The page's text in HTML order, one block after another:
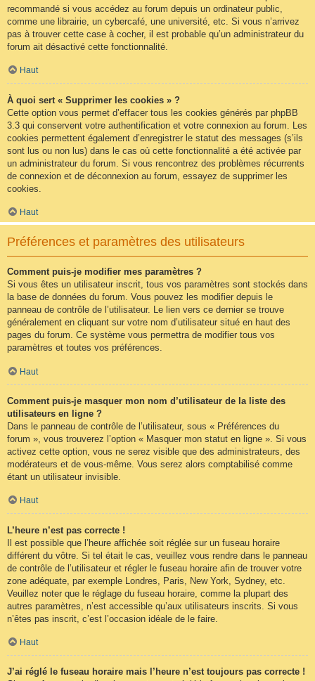
recommandé si vous accédez au forum depuis un ordinateur public,
comme une librairie, un cybercafé, une université, etc. Si vous n’arrivez
pas à trouver cette case à cocher, il est probable qu’un administrateur du
forum ait désactivé cette fonctionnalité.
Haut
À quoi sert « Supprimer les cookies » ?
Cette option vous permet d’effacer tous les cookies générés par phpBB
3.3 qui conservent votre authentification et votre connexion au forum. Les
cookies permettent également d’enregistrer le statut des messages (s’ils
sont lus ou non lus) dans le cas où cette fonctionnalité a été activée par
un administrateur du forum. Si vous rencontrez des problèmes récurrents
de connexion et de déconnexion au forum, essayez de supprimer les
cookies.
Haut
Préférences et paramètres des utilisateurs
Comment puis-je modifier mes paramètres ?
Si vous êtes un utilisateur inscrit, tous vos paramètres sont stockés dans
la base de données du forum. Vous pouvez les modifier depuis le
panneau de contrôle de l’utilisateur. Le lien vers ce dernier se trouve
généralement en cliquant sur votre nom d’utilisateur situé en haut des
pages du forum. Ce système vous permettra de modifier tous vos
paramètres et toutes vos préférences.
Haut
Comment puis-je masquer mon nom d’utilisateur de la liste des
utilisateurs en ligne ?
Dans le panneau de contrôle de l’utilisateur, sous « Préférences du
forum », vous trouverez l’option « Masquer mon statut en ligne ». Si vous
activez cette option, vous ne serez visible que des administrateurs, des
modérateurs et de vous-même. Vous serez alors comptabilisé comme
étant un utilisateur invisible.
Haut
L’heure n’est pas correcte !
Il est possible que l’heure affichée soit réglée sur un fuseau horaire
différent du vôtre. Si tel était le cas, veuillez vous rendre dans le panneau
de contrôle de l’utilisateur et régler le fuseau horaire afin de trouver votre
zone adéquate, par exemple Londres, Paris, New York, Sydney, etc.
Veuillez noter que le réglage du fuseau horaire, comme la plupart des
autres paramètres, n’est accessible qu’aux utilisateurs inscrits. Si vous
n’êtes pas inscrit, c’est l’occasion idéale de le faire.
Haut
J’ai réglé le fuseau horaire mais l’heure n’est toujours pas correcte !